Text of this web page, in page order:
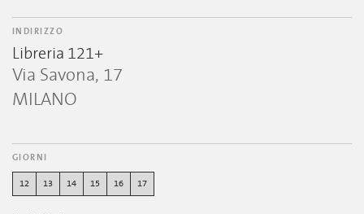
INDIRIZZO
Libreria 121+
Via Savona, 17
MILANO
GIORNI
12 13 14 15 16 17